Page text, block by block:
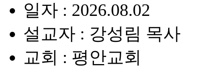
일자 : 2026.08.02
설교자 : 강성림 목사
교회 : 평안교회